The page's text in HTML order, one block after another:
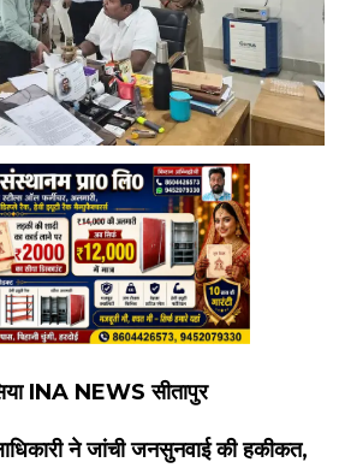
INA NEWS सीतापुर
ने जांची जनसुनवाई की हकीकत,